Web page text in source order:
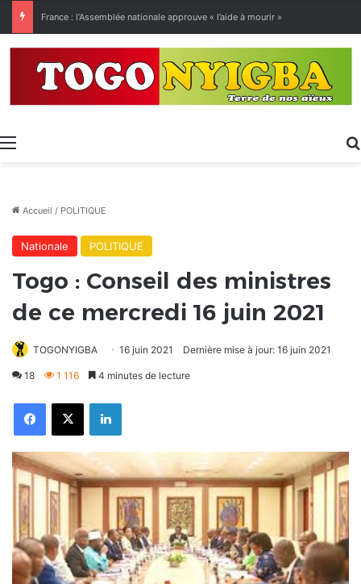
Menu
Accueil / POLITIQUE
Nationale POLITIQUE
Togo : Conseil des ministres
de ce mercredi 16 juin 2021
TOGONYIGBA 16 juin 2021 Dernière mise à jour: 16 juin 2021
18 1 116 4 minutes de lecture
FacebookX Linkedin